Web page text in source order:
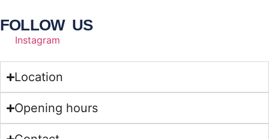
FOLLOW US
Instagram
Location
Opening hours